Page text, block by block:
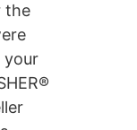
the
your